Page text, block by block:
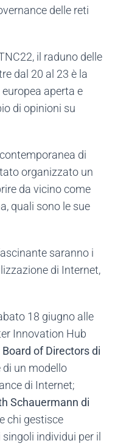
delle reti
il raduno delle
dal 20 al 23 è la
aperta e
di opinioni su
di
organizzato un
da vicino come
quali sono le sue
saranno i
di Internet,
18 giugno alle
Innovation Hub
of Directors di
di un modello
di Internet;
Schauermann di
chi gestisce
individui per il